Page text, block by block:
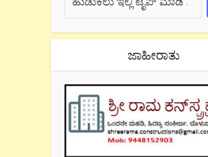
ಜಾಹೀರಾತು